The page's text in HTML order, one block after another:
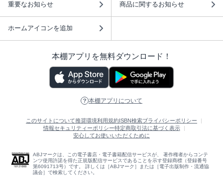
重要なお知らせ 商品に関するお知らせ
ホームアイコンを追加
本棚アプリを無料ダウンロード！
本棚アプリについて
このサイトについて推奨環境利用規約 ISBN検索プライバシーポリシー
情報セキュリティーポリシー特定商取引法に基づく表示
安心してお使いいただくために
ABJマークは、この電子書店・電子書籍配信サービスが、 著作権者からコンテ
ンツ使用許諾を得た正規版配信サービスであることを示す登録商標（登録番号
第6091713号）です。 詳しくは［ABJマーク］または［電子出版制作・流通協
議会］で検索してください。